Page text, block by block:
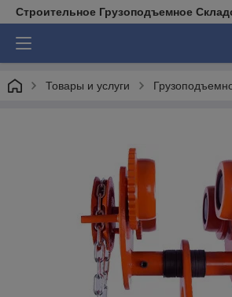
Строительное Грузоподъемное
Товары и услуги